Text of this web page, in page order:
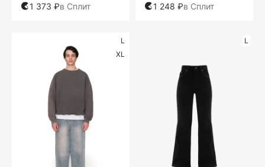
1 373 ₽в Сплит
1 248 ₽в Сплит
L
XL
L